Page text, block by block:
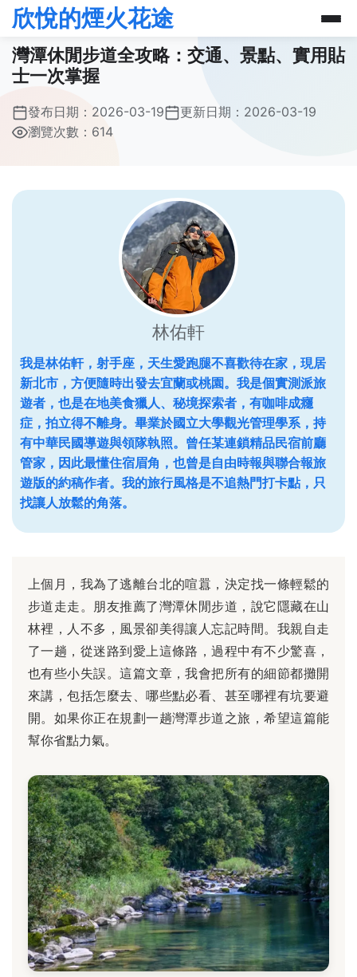
欣悅的煙火花途
灣潭休閒步道全攻略：交通、景點、實用貼
士一次掌握
發布日期： 2026-03-19 更新日期： 2026-03-19
瀏覽次數：614
林佑軒
我是林佑軒，射手座，天生愛跑腿不喜歡待在家，現居
新北市，方便隨時出發去宜蘭或桃園。我是個實測派旅
遊者，也是在地美食獵人、秘境探索者，有咖啡成癮
症，拍立得不離身。畢業於國立大學觀光管理學系，持
有中華民國導遊與領隊執照。曾任某連鎖精品民宿前廳
管家，因此最懂住宿眉角，也曾是自由時報與聯合報旅
遊版的約稿作者。我的旅行風格是不追熱門打卡點，只
找讓人放鬆的角落。
上個月，我為了逃離台北的喧囂，決定找一條輕鬆的
步道走走。朋友推薦了灣潭休閒步道，說它隱藏在山
林裡，人不多，風景卻美得讓人忘記時間。我親自走
了一趟，從迷路到愛上這條路，過程中有不少驚喜，
也有些小失誤。這篇文章，我會把所有的細節都攤開
來講，包括怎麼去、哪些點必看、甚至哪裡有坑要避
開。如果你正在規劃一趟灣潭步道之旅，希望這篇能
幫你省點力氣。